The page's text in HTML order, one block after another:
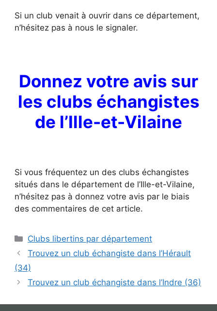
Si un club venait à ouvrir dans ce département,
n’hésitez pas à nous le signaler.
Donnez votre avis sur
les clubs échangistes
de l’Ille-et-Vilaine
Si vous fréquentez un des clubs échangistes
situés dans le département de l’Ille-et-Vilaine,
n’hésitez pas à donnez votre avis par le biais
des commentaires de cet article.
Catégories
Clubs libertins par département
Trouvez un club échangiste dans l’Hérault
(34)
Trouvez un club échangiste dans l’Indre (36)